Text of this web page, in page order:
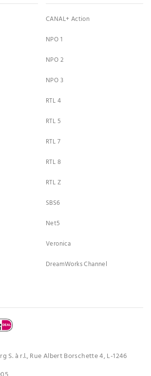
CANAL+ Action
NPO 1
NPO 2
NPO 3
RTL 4
RTL 5
RTL 7
RTL 8
RTL Z
SBS6
Net5
Veronica
DreamWorks Channel
S. à r.l., Rue Albert Borschette 4, L-1246